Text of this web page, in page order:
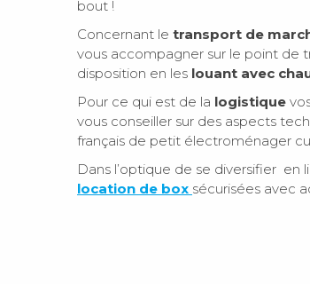
bout !
Concernant le transport de
vous accompagner sur le point de
disposition en les louant avec
Pour ce qui est de la logistique
vous conseiller sur des aspects
français de petit électroménager
Dans l’optique de se diversifier
location de box sécurisées avec